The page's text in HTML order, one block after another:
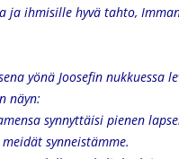
ja ihmisille hyvä tahto,
yönä Joosefin nukkuessa
näyn:
synnyttäisi pienen
synneistämme.